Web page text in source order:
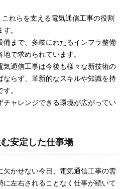
れらを支える電気通信工事の役割
。
まで、多岐にわたるインフラ整備
で求められています。
通信工事は今後も様々な新技術の
らず、革新的なスキルや知識を持
。
ャレンジできる環境が広がってい
安定した仕事場
欠かせない今日、電気通信工事の需
左右されることなく仕事が続いて